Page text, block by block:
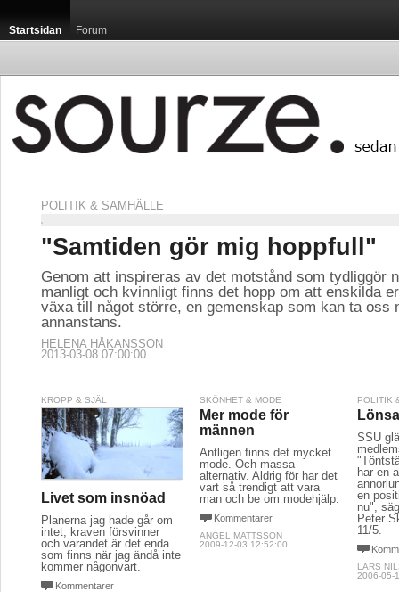
Startsidan Forum
POLITIK & SAMHÄLLE
"Samtiden gör mig hoppfull"
Genom att inspireras av det motstånd som tydliggör
manligt och kvinnligt finns det hopp om att enskilda
växa till något större, en gemenskap som kan ta oss
annanstans.
HELENA HÅKANSSON
2013-03-08 07:00:00
KROPP & SJÄL
Livet som insnöad
Planerna jag hade går om
intet, kraven försvinner
och varandet är det enda
som finns när jag ändå inte
kommer någonvart.
Kommentarer
SKÖNHET & MODE
Mer mode för
männen
Äntligen finns det mycket
mode. Och massa
alternativ. Aldrig för har det
vart så trendigt att vara
man och be om modehjälp.
Kommentarer
ANGEL MATTSSON
2009-12-03 12:52:00
POLITIK
SSU
har en
en
nu",
Peter
11/5.
LARS
2006-05-